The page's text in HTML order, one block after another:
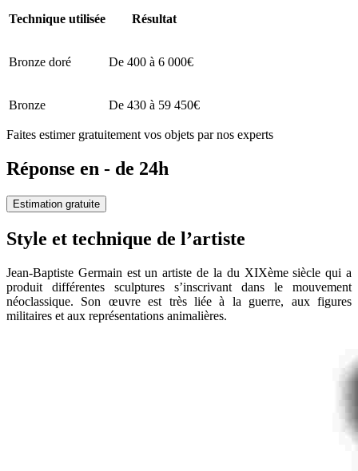
Technique utilisée Résultat
Bronze doré De 400 à 6 000€
Bronze De 430 à 59 450€
Faites estimer gratuitement vos objets par nos experts
Réponse en - de 24h
Estimation gratuite
Style et technique de l’artiste
Jean-Baptiste Germain est un artiste de la du XIXème siècle qui a
produit différentes sculptures s’inscrivant dans le mouvement
néoclassique. Son œuvre est très liée à la guerre, aux figures
militaires et aux représentations animalières.